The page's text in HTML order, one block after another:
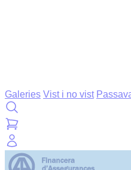
Galeries Vist i no vist